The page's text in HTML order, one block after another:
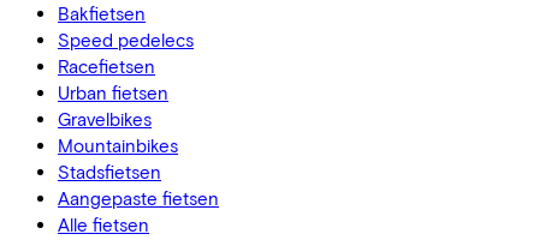
Bakfietsen
Speed pedelecs
Racefietsen
Urban fietsen
Gravelbikes
Mountainbikes
Stadsfietsen
Aangepaste fietsen
Alle fietsen